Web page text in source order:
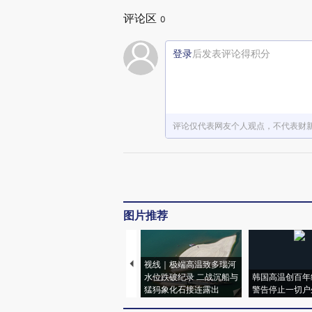
评论区 0
登录后发表评论得积分
评论仅代表网友个人观点，不代表财
图片推荐
视线｜极端高温致多瑙河
水位跌破纪录 二战沉船与
猛犸象化石接连露出
韩国高温创百
警告停止一切